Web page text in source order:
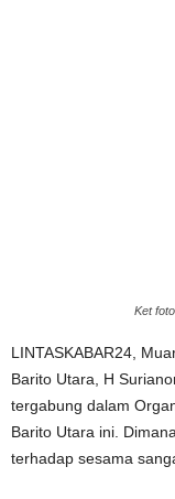
Ket
LINTASKABAR24,
Barito Utara, H
tergabung dalam
Barito Utara ini.
terhadap sesama